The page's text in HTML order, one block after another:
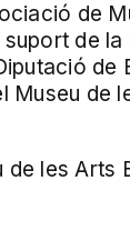
de
de la
de
Museu de
les Arts